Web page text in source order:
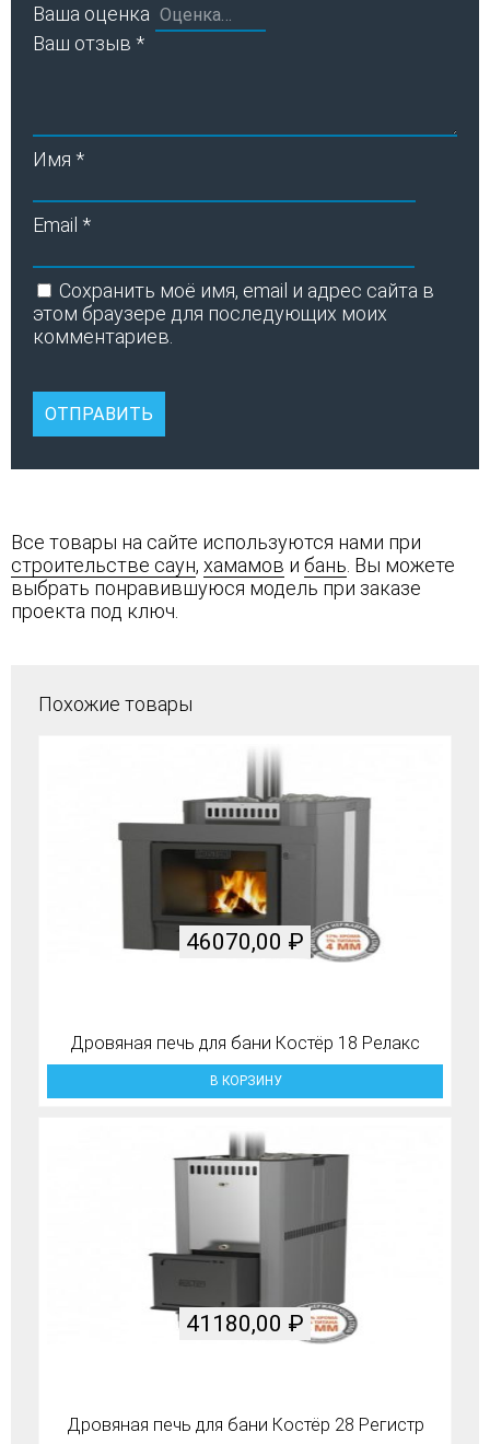
Ваша оценка
Ваш отзыв *
Имя *
Email *
Сохранить моё имя, email и адрес сайта в
этом браузере для последующих моих
комментариев.
Все товары на сайте используются нами при
строительстве саун, хамамов и бань . Вы можете
выбрать понравившуюся модель при заказе
проекта под ключ.
Похожие товары
Дровяная печь для бани Костёр 18 Релакс
46070,00 ₽
В КОРЗИНУ
Дровяная печь для бани Костёр 28 Регистр
41180,00 ₽